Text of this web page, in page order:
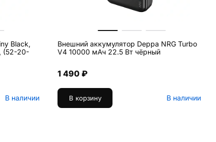
Black,
(52-20-
В наличии
Внешний аккумулятор Deppa NRG Turbo
V4 10000 мАч 22.5 Вт чёрный
1 490 ₽
В корзину В наличии